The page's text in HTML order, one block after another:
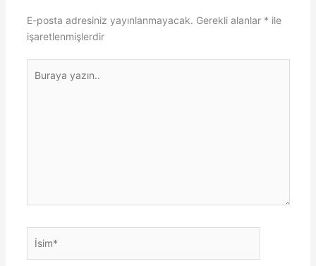
E-posta adresiniz yayınlanmayacak. Gerekli alanlar * ile
işaretlenmişlerdir
yazın..